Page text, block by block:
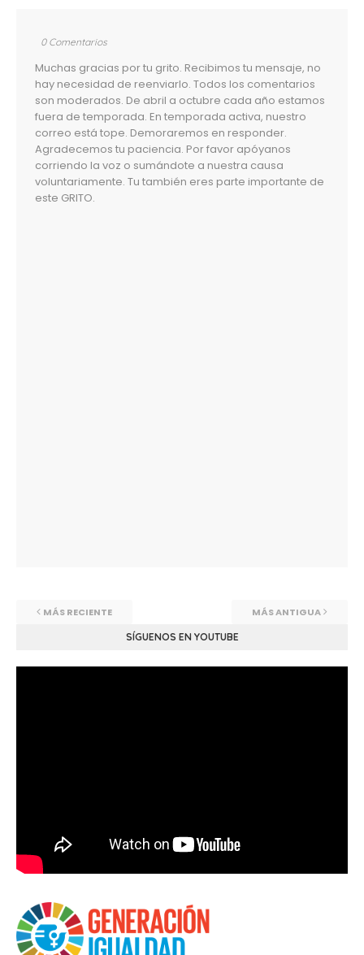
0 Comentarios
Muchas gracias por tu grito. Recibimos tu mensaje, no
hay necesidad de reenviarlo. Todos los comentarios
son moderados. De abril a octubre cada año estamos
fuera de temporada. En temporada activa, nuestro
correo está tope. Demoraremos en responder.
Agradecemos tu paciencia. Por favor apóyanos
corriendo la voz o sumándote a nuestra causa
voluntariamente. Tu también eres parte importante de
este GRITO.
MÁS RECIENTE MÁS ANTIGUA
SÍGUENOS EN YOUTUBE